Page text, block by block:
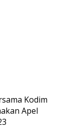
Kodim
Apel